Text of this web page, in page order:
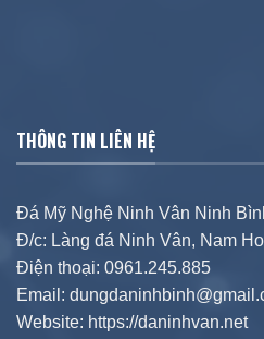
THÔNG TIN LIÊN HỆ
Đá Mỹ Nghệ Ninh Vân Ninh
Đ/c: Làng đá Ninh Vân, Nam
Điện thoại: 0961.245.885
Email:
Website: https://daninhvan.net